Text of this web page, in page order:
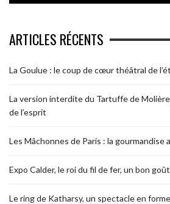
ARTICLES RÉCENTS
La Goulue : le coup de cœur théâtral de
La version interdite du Tartuffe de
de l’esprit
Les Mâchonnes de Paris : la gourmandise
Expo Calder, le roi du fil de fer, un bon
Le ring de Katharsy, un spectacle en